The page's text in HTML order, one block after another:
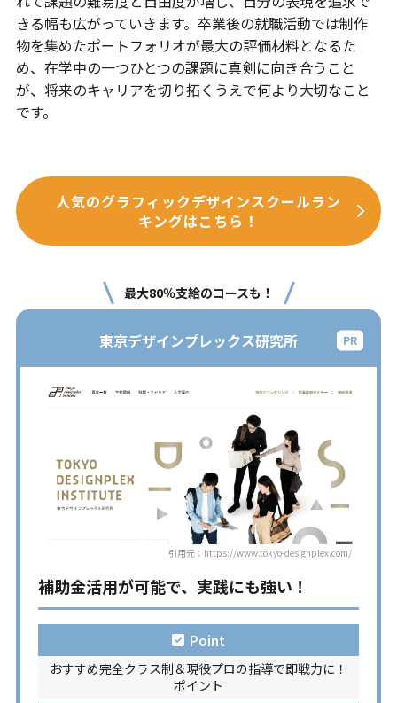
きる幅も広がっていきます。卒業後の就職活動では制作
物を集めたポートフォリオが最大の評価材料となるた
め、在学中の一つひとつの課題に真剣に向き合うこと
が、将来のキャリアを切り拓くうえで何より大切なこと
です。
人気のグラフィックデザインスクールラン
キングはこちら！
最大80％支給のコースも！
東京デザインプレックス研究所
引用元：https://www.tokyo-designplex.com/
補助金活用が可能で、実践にも強い！
Point
おすすめ完全クラス制＆現役プロの指導で即戦力に！
ポイント